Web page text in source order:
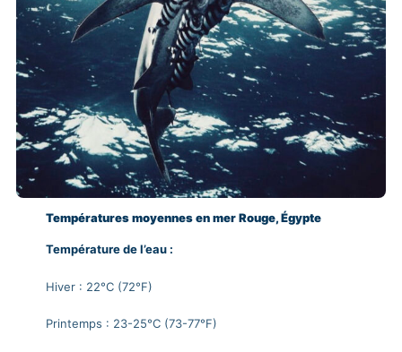
Températures moyennes en mer Rouge, Égypte
Température de l’eau :
Hiver : 22°C (72°F)
Printemps : 23-25°C (73-77°F)